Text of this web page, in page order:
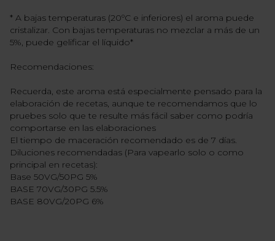
* A bajas temperaturas (20ºC e inferiores) el aroma puede
cristalizar. Con bajas temperaturas no mezclar a más de un
5%, puede gelificar el líquido*
Recomendaciones:
Recuerda, este aroma está especialmente pensado para la
elaboración de recetas, aunque te recomendamos que lo
pruebes solo que te resulte más fácil saber como podría
comportarse en las elaboraciones
El tiempo de maceración recomendado es de 7 días.
Diluciones recomendadas (Para vapearlo solo o como
principal en recetas):
Base 50VG/50PG 5%
BASE 70VG/30PG 5.5%
BASE 80VG/20PG 6%